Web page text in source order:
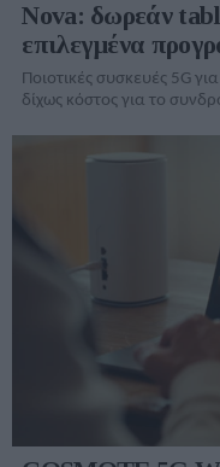
Nova: δωρεάν
επιλεγμένα
Ποιοτικές συσκευές 5G
δίχως κόστος για το